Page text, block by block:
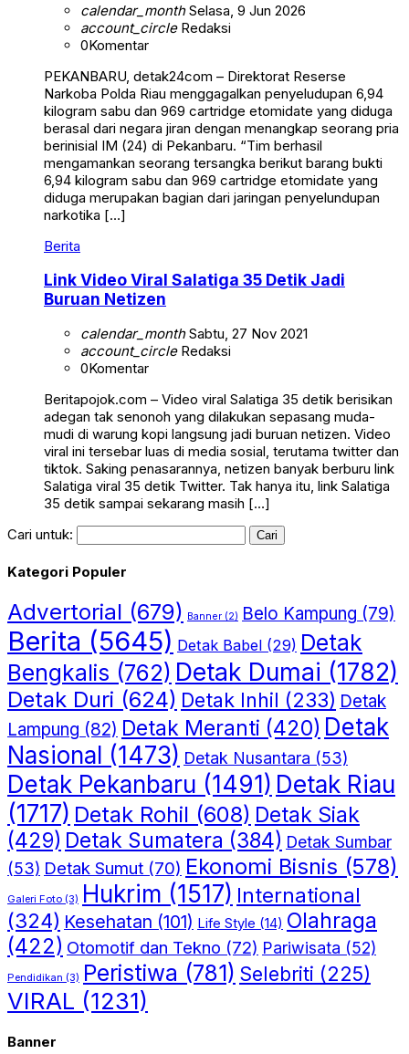
calendar_monthSelasa, 9 Jun 2026
account_circleRedaksi
0Komentar
PEKANBARU, detak24com – Direktorat Reserse
Narkoba Polda Riau menggagalkan penyeludupan 6,94
kilogram sabu dan 969 cartridge etomidate yang diduga
berasal dari negara jiran dengan menangkap seorang pria
berinisial IM (24) di Pekanbaru. “Tim berhasil
mengamankan seorang tersangka berikut barang bukti
6,94 kilogram sabu dan 969 cartridge etomidate yang
diduga merupakan bagian dari jaringan penyelundupan
narkotika […]
Berita
Link Video Viral Salatiga 35 Detik Jadi
Buruan Netizen
calendar_monthSabtu, 27 Nov 2021
account_circleRedaksi
0Komentar
Beritapojok.com – Video viral Salatiga 35 detik berisikan
adegan tak senonoh yang dilakukan sepasang muda-
mudi di warung kopi langsung jadi buruan netizen. Video
viral ini tersebar luas di media sosial, terutama twitter dan
tiktok. Saking penasarannya, netizen banyak berburu link
Salatiga viral 35 detik Twitter. Tak hanya itu, link Salatiga
35 detik sampai sekarang masih […]
Cari untuk:
Kategori Populer
Advertorial (679) Banner (2) Belo Kampung (79)
Berita (5645) Detak Babel (29) Detak
Bengkalis (762) Detak Dumai (1782)
Detak Duri (624) Detak Inhil (233) Detak
Lampung (82) Detak Meranti (420) Detak
Nasional (1473) Detak Nusantara (53)
Detak Pekanbaru (1491) Detak Riau
(1717) Detak Rohil (608) Detak Siak
(429) Detak Sumatera (384) Detak Sumbar
(53) Detak Sumut (70) Ekonomi Bisnis (578)
Galeri Foto (3) Hukrim (1517) International
(324) Kesehatan (101) Life Style (14) Olahraga
(422) Otomotif dan Tekno (72) Pariwisata (52)
Pendidikan (3) Peristiwa (781) Selebriti (225)
VIRAL (1231)
Banner